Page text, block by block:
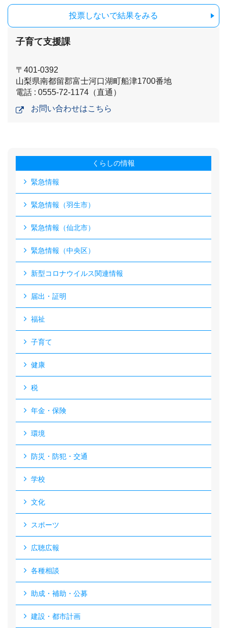
投票しないで結果をみる
子育て支援課
〒401-0392
山梨県南都留郡富士河口湖町船津1700番地
電話 : 0555-72-1174（直通）
お問い合わせはこちら
くらしの情報
緊急情報
緊急情報（羽生市）
緊急情報（仙北市）
緊急情報（中央区）
新型コロナウイルス関連情報
届出・証明
福祉
子育て
健康
税
年金・保険
環境
防災・防犯・交通
学校
文化
スポーツ
広聴広報
各種相談
助成・補助・公募
建設・都市計画